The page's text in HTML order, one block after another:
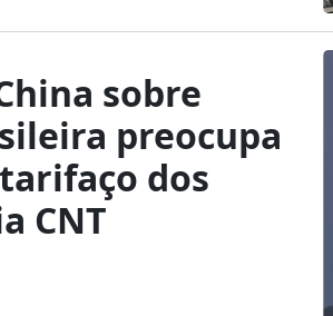
sobre
preocupa
dos
CNT